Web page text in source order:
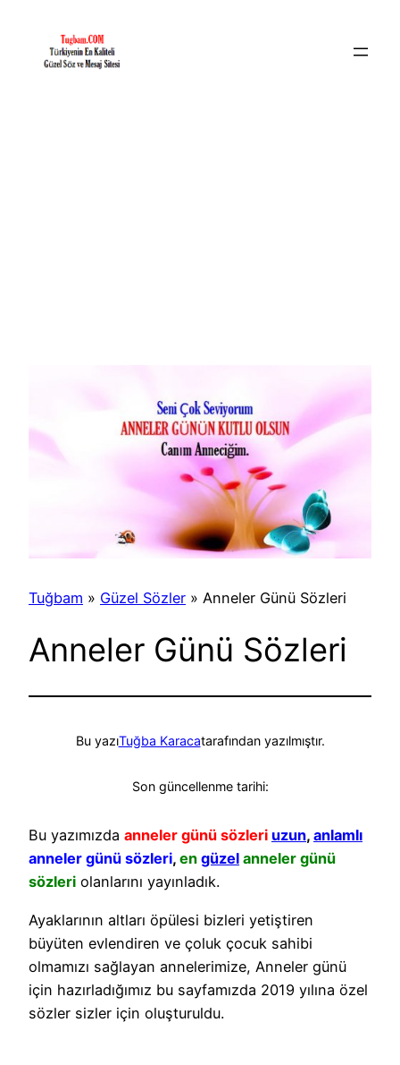
Tuğbam » Güzel Sözler » Anneler Günü Sözleri
Anneler Günü Sözleri
Bu yazıTuğba Karacatarafından yazılmıştır.
Son güncellenme tarihi:
Bu yazımızda anneler günü sözleri uzun, anlamlı
anneler günü sözleri, en güzel anneler günü
sözleri olanlarını yayınladık.
Ayaklarının altları öpülesi bizleri yetiştiren
büyüten evlendiren ve çoluk çocuk sahibi
olmamızı sağlayan annelerimize, Anneler günü
için hazırladığımız bu sayfamızda 2019 yılına özel
sözler sizler için oluşturuldu.